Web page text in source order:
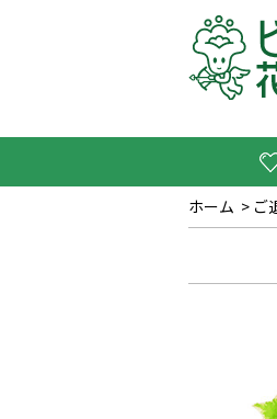
ホーム > ご